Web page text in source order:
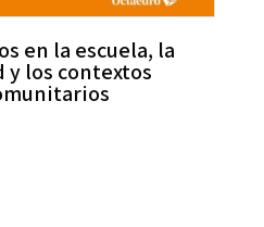
en la escuela, la
los contextos